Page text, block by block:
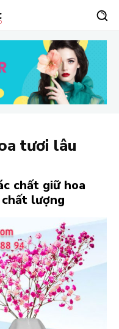
tươi lâu
chất giữ hoa
lượng